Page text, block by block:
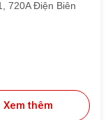
720A Điện Biên
Xem thêm